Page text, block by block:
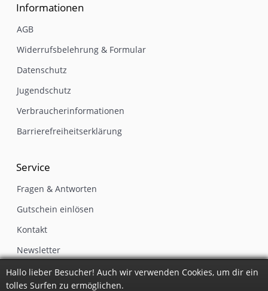
Informationen
AGB
Widerrufsbelehrung & Formular
Datenschutz
Jugendschutz
Verbraucherinformationen
Barrierefreiheitserklärung
Service
Fragen & Antworten
Gutschein einlösen
Kontakt
Newsletter
Impressum
Hallo lieber Besucher! Auch wir verwenden Cookies, um dir ein
tolles Surfen zu ermöglichen.